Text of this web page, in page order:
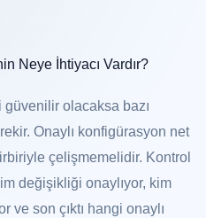
Neye İhtiyacı Vardır?
olacaksa bazı
Onaylı konfigürasyon net
çelişmemelidir. Kontrol
değişikliği onaylıyor, kim
ve son çıktı hangi onaylı